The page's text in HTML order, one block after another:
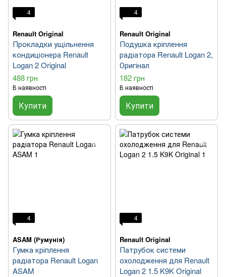
4
Renault Original
Прокладки ущільнення
кондиціонера Renault
Logan 2 Original
488 грн
В наявності
Купити
4
Renault Original
Подушка кріплення
радіатора Renault Logan 2,
Оригінал
182 грн
В наявності
Купити
4
ASAM (Румунія)
Гумка кріплення
радіатора Renault Logan
ASAM
4
Renault Original
Патрубок системи
охолодження для Renault
Logan 2 1.5 K9K Original